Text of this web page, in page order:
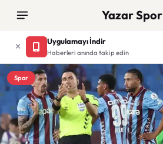
Yazar Spor
Uygulamayı İndir
Haberleri anında takip edin
Spor